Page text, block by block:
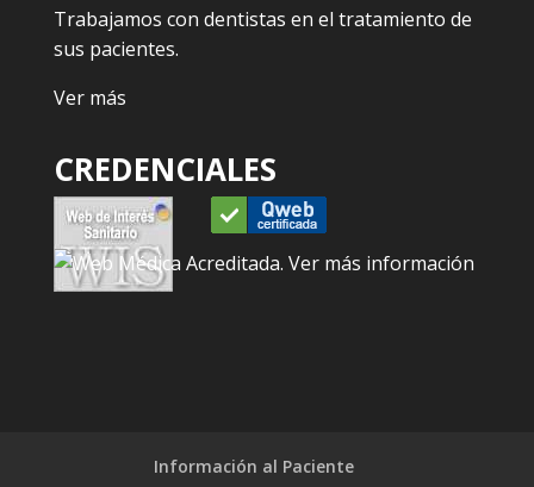
Trabajamos con dentistas en el tratamiento de
sus pacientes.
Ver más
CREDENCIALES
Información al Paciente